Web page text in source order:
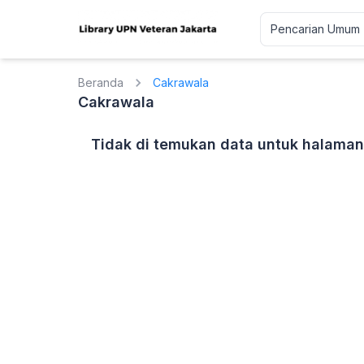
Beranda Cakrawala
Cakrawala
Tidak di temukan data untuk